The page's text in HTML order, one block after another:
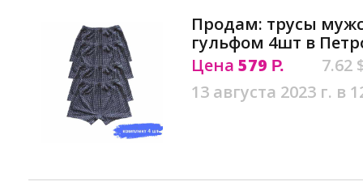
Продам: трусы
гульфом 4шт в
Цена 579 Р.
7.62
13 августа 2023 г. в